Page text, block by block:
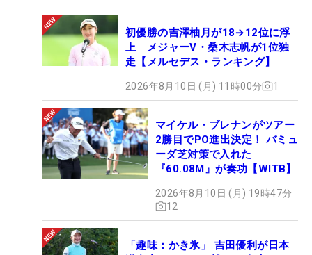
初優勝の吉澤柚月が18→12位に浮
上 メジャーV・桑木志帆が1位独
走【メルセデス・ランキング】
2026年8月10日 (月) 11時00分 1
マイケル・ブレナンがツアー
2勝目でPO進出決定！ バミュ
ーダ芝対策で入れた
『60.08M』が奏功【WITB】
2026年8月10日 (月) 19時47分
12
「趣味：かき氷」 吉田優利が日本